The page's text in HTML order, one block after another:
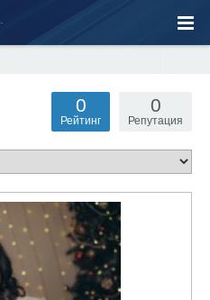
0
Репутация
0
Рейтинг